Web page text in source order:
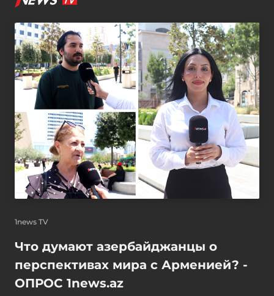
1news TV
Что думают азербайджанцы о
перспективах мира с Арменией? -
ОПРОС 1news.az